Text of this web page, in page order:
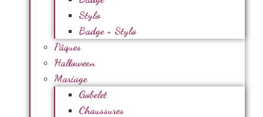
Stylo
Badge + Stylo
Pâques
Halloween
Mariage
Gobelet
Chaussures